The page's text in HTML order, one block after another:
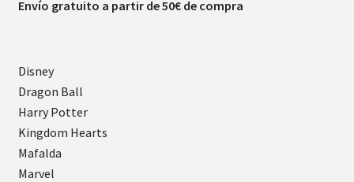
Envío gratuito a partir de 50€ de compra
Disney
Dragon Ball
Harry Potter
Kingdom Hearts
Mafalda
Marvel